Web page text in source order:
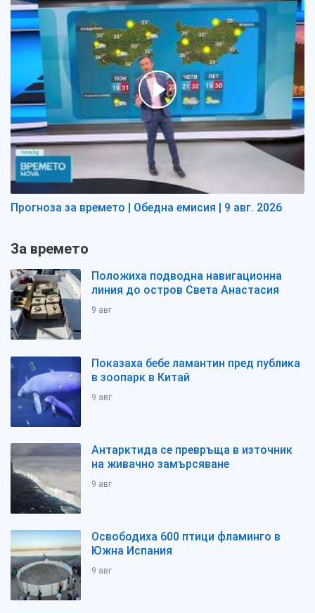
Прогноза за времето | Обедна емисия | 9 авг. 2026
За времето
Положиха подводна навигационна
линия до остров Света Анастасия
9 авг
Показаха бебе ламантин пред публика
в зоопарк в Китай
9 авг
Антарктида се превръща в източник
на живачно замърсяване
9 авг
Освободиха 600 птици фламинго в
Южна Испания
9 авг